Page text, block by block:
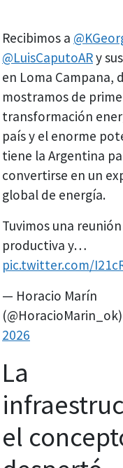
Recibimos a
@LuisCaputoARy
en Loma Campana,
mostramos de
transformación
país y el enorme
tiene la Argentina
convertirse en un
global de energía.
Tuvimos una
productiva y…
pic.twitter.com/
— Horacio Marín
(@HoracioMarin_ok)
2026
La
el